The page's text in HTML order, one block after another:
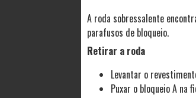
A roda sobressalente
parafusos de bloqueio.
Retirar a roda
Levantar o
Puxar o bloqueio A na